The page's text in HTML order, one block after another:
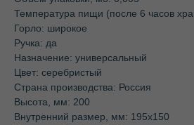
Температура пищи (после 6 часов
Горло: широкое
Ручка: да
Назначение: универсальный
Цвет: серебристый
Страна производства: Россия
Высота, мм: 200
Внутренний размер, мм: 195х150